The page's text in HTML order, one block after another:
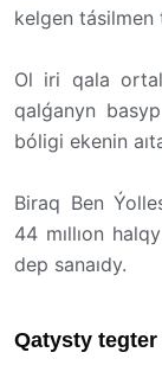
kelgen tásilmen
Ol iri qala
qalǵanyn
bóligi ekenin
Biraq Ben
44 mıllıon
dep sanaıdy.
Qatysty tegter